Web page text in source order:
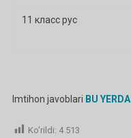
11 класс рус
Imtihon javoblari BU YERDA
Ko'rildi: 4 513